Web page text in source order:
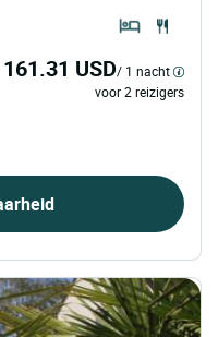
161.31 USD/ 1 nacht
voor 2 reizigers